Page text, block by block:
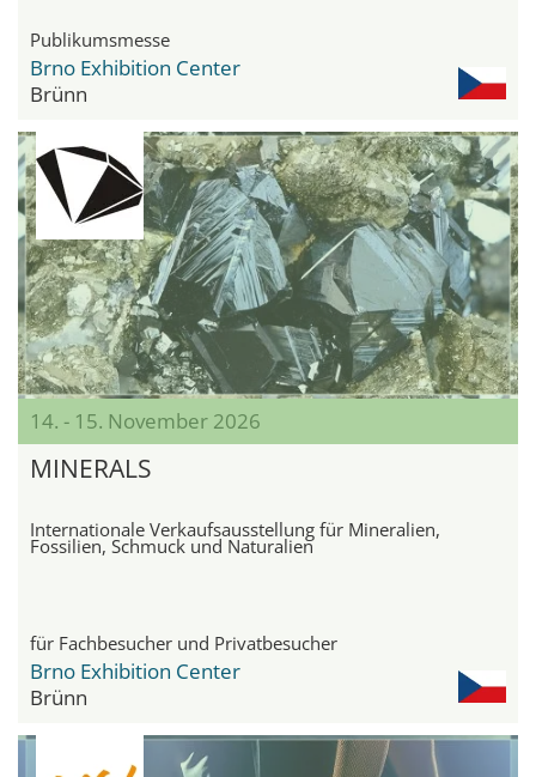
Publikumsmesse
Brno Exhibition Center
Brünn
14. - 15. November 2026
MINERALS
Internationale Verkaufsausstellung für Mineralien,
Fossilien, Schmuck und Naturalien
für Fachbesucher und Privatbesucher
Brno Exhibition Center
Brünn